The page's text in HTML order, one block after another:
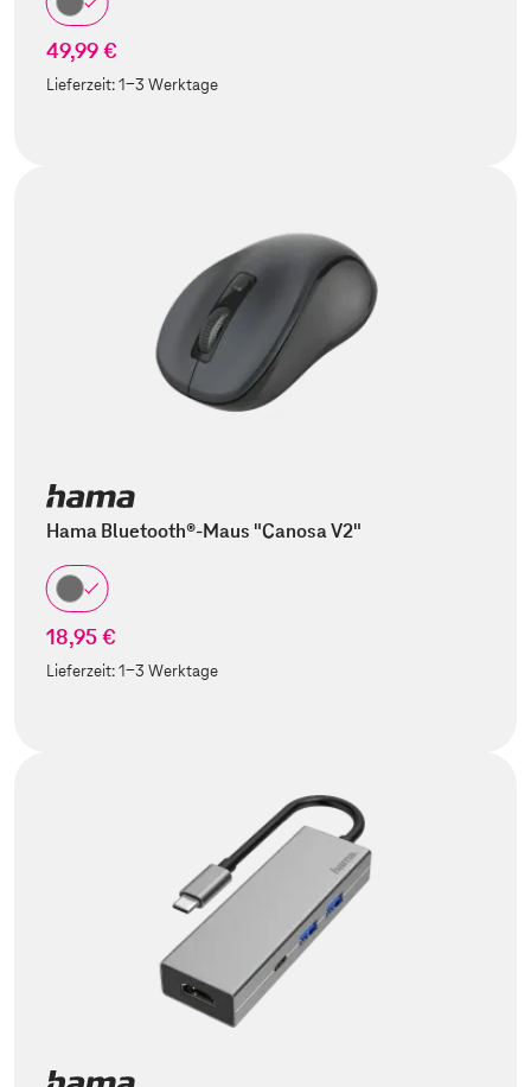
49,99 €
Lieferzeit:1-3 Werktage
Hama Bluetooth®-Maus "Canosa V2"
18,95 €
Lieferzeit:1-3 Werktage